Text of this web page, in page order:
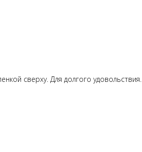
сверху. Для долгого удовольствия.